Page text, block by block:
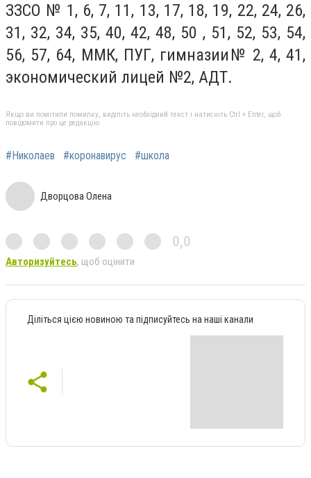
ЗЗСО № 1, 6, 7, 11, 13, 17, 18, 19, 22, 24, 26,
31, 32, 34, 35, 40, 42, 48, 50 , 51, 52, 53, 54,
56, 57, 64, ММК, ПУГ, гимназии№ 2, 4, 41,
экономический лицей №2, АДТ.
Якщо ви помітили помилку, виділіть необхідний текст і натисніть Ctrl + Enter, щоб
повідомити про це редакцію
#Николаев #коронавирус #школа
Дворцова Олена
0,0
Авторизуйтесь, щоб оцінити
Діліться цією новиною та підписуйтесь на наші канали